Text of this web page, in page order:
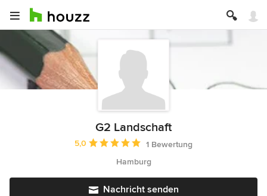
G2 Landschaft
Durchschnittliche Bewertung: 5 von 5 Sternen
5,0
1 Bewertung
Hamburg
Nachricht senden